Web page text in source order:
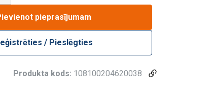
pieprasījumam
/ Pieslēgties
Produkta kods: 108100204620038